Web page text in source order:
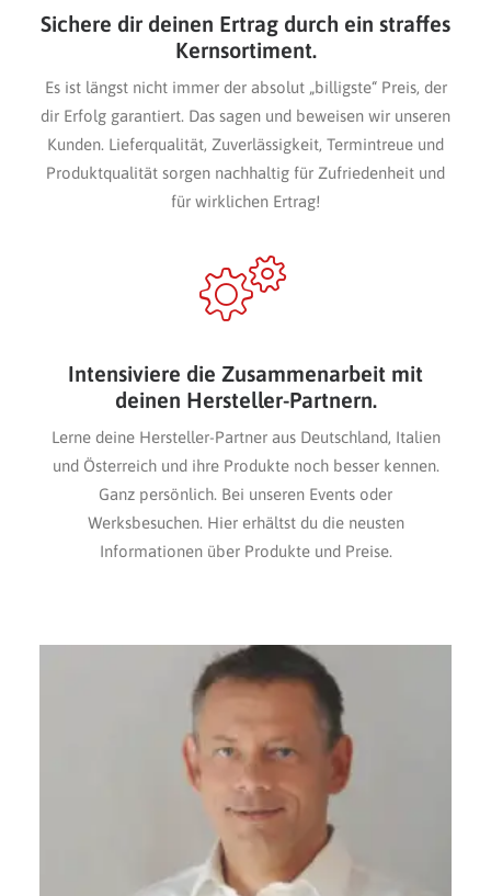
Sichere dir deinen Ertrag durch ein straffes
Kernsortiment.
Es ist längst nicht immer der absolut „billigste“ Preis, der
dir Erfolg garantiert. Das sagen und beweisen wir unseren
Kunden. Lieferqualität, Zuverlässigkeit, Termintreue und
Produktqualität sorgen nachhaltig für Zufriedenheit und
für wirklichen Ertrag!
Intensiviere die Zusammenarbeit mit
deinen Hersteller-Partnern.
Lerne deine Hersteller-Partner aus Deutschland, Italien
und Österreich und ihre Produkte noch besser kennen.
Ganz persönlich. Bei unseren Events oder
Werksbesuchen. Hier erhältst du die neusten
Informationen über Produkte und Preise.